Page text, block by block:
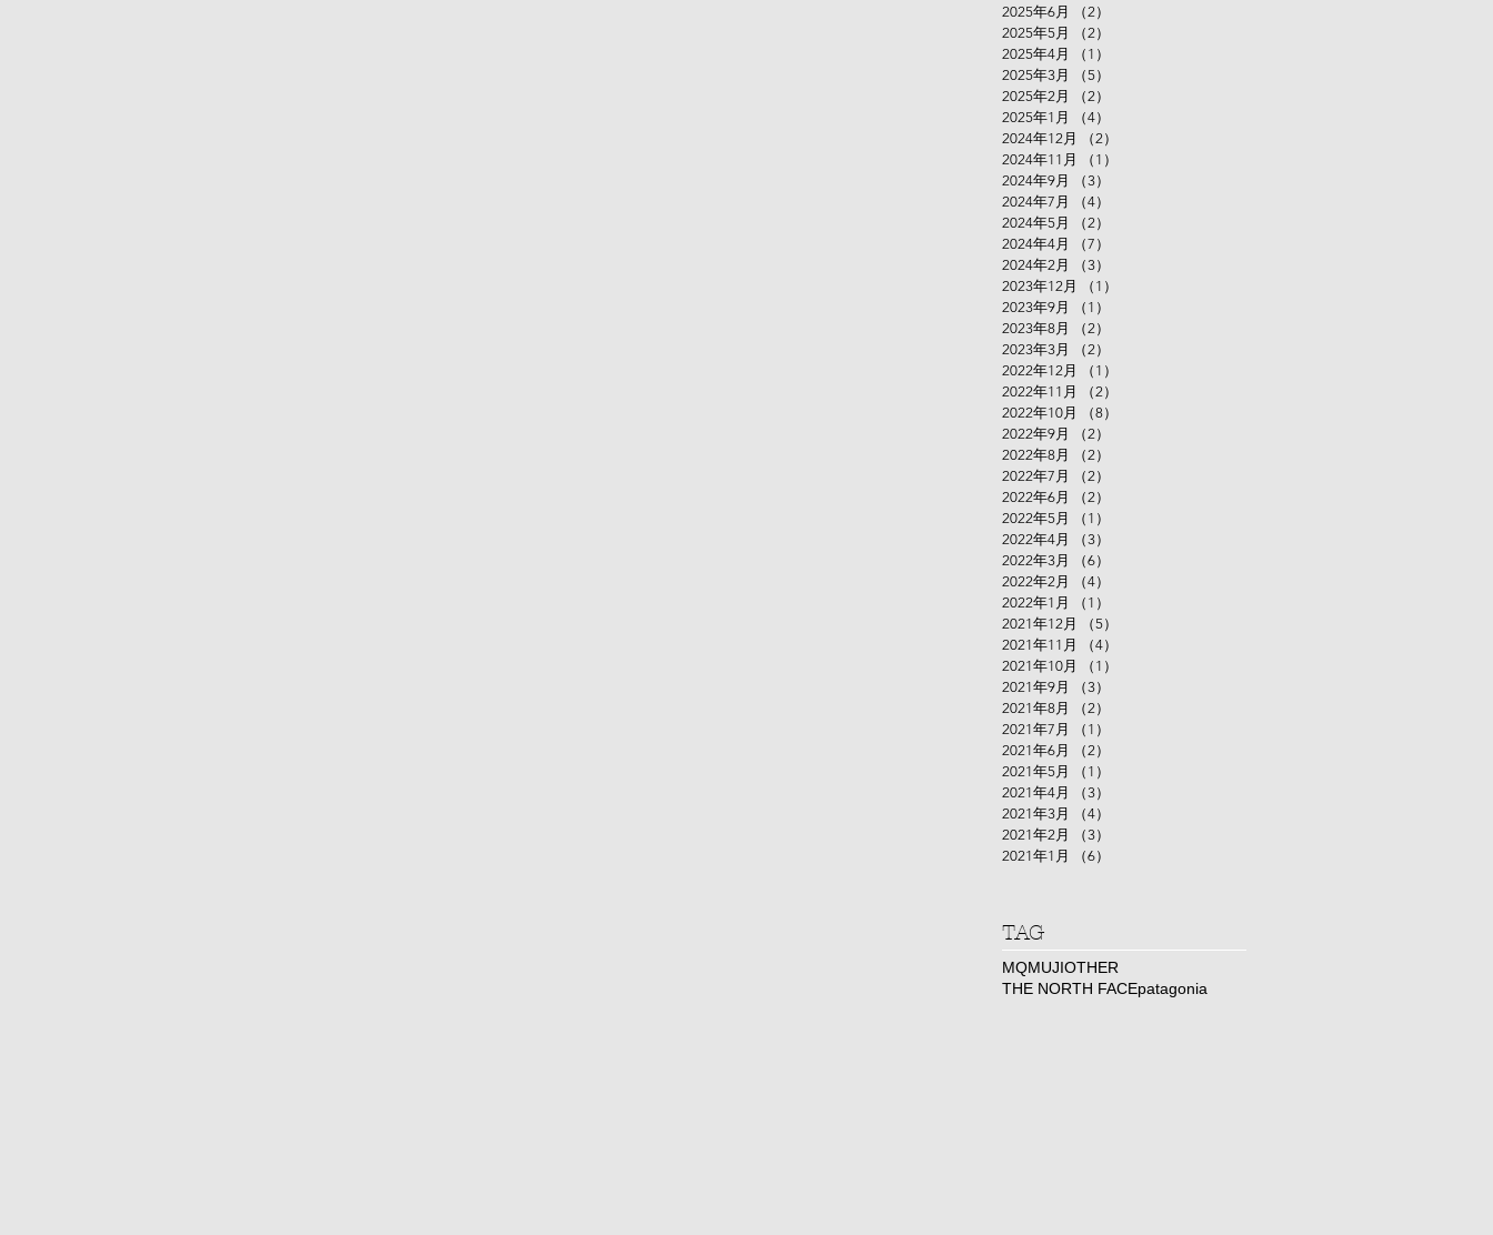
2025年6月
（2）
2025年5月
（2）
2025年4月
（1）
2025年3月
（5）
2025年2月
（2）
2025年1月
（4）
2024年12月
（2）
2024年11月
（1）
2024年9月
（3）
2024年7月
（4）
2024年5月
（2）
2024年4月
（7）
2024年2月
（3）
2023年12月
（1）
2023年9月
（1）
2023年8月
（2）
2023年3月
（2）
2022年12月
（1）
2022年11月
（2）
2022年10月
（8）
2022年9月
（2）
2022年8月
（2）
2022年7月
（2）
2022年6月
（2）
2022年5月
（1）
2022年4月
（3）
2022年3月
（6）
2022年2月
（4）
2022年1月
（1）
2021年12月
（5）
2021年11月
（4）
2021年10月
（1）
2021年9月
（3）
2021年8月
（2）
2021年7月
（1）
2021年6月
（2）
2021年5月
（1）
2021年4月
（3）
2021年3月
（4）
2021年2月
（3）
2021年1月
（6）
​TAG
MQMUJIOTHER
THE NORTH FACEpatagonia